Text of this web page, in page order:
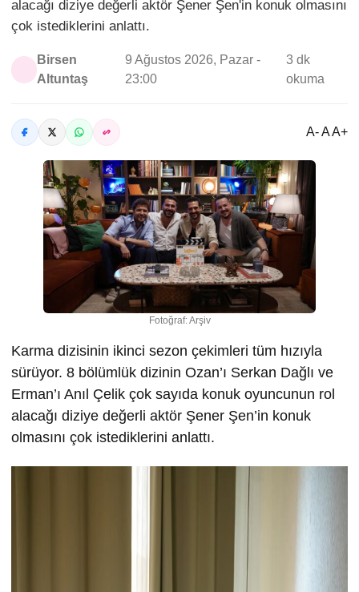
alacağı diziye değerli aktör Şener Şen'in konuk olmasını
çok istediklerini anlattı.
Birsen
Altuntaş
9 Ağustos 2026, Pazar -
23:00
3 dk
okuma
A- A A+
Fotoğraf: Arşiv
Karma dizisinin ikinci sezon çekimleri tüm hızıyla
sürüyor. 8 bölümlük dizinin Ozan’ı Serkan Dağlı ve
Erman’ı Anıl Çelik çok sayıda konuk oyuncunun rol
alacağı diziye değerli aktör Şener Şen’in konuk
olmasını çok istediklerini anlattı.